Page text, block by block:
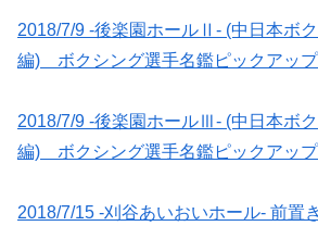
2018/7/9 -後楽園ホールⅡ- (中日本ボ
編) ボクシング選手名鑑ピックアップ
2018/7/9 -後楽園ホールⅢ- (中日本ボ
編) ボクシング選手名鑑ピックアップ
2018/7/15 -刈谷あいおいホール- 前置